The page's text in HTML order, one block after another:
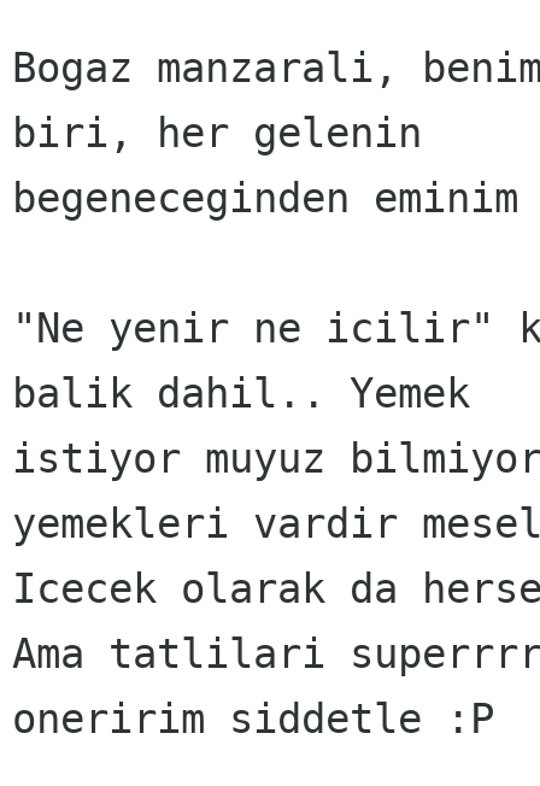
Bogaz manzarali,
biri, her gelenin
begeneceginden
"Ne yenir ne icilir"
balik dahil.. Yemek
istiyor muyuz
yemekleri vardir
Icecek olarak da
Ama tatlilari superrrr
oneririm siddetle :P